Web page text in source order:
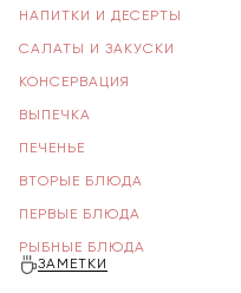
НАПИТКИ И ДЕСЕРТЫ
САЛАТЫ И ЗАКУСКИ
КОНСЕРВАЦИЯ
ВЫПЕЧКА
ПЕЧЕНЬЕ
ВТОРЫЕ БЛЮДА
ПЕРВЫЕ БЛЮДА
РЫБНЫЕ БЛЮДА
ЗАМЕТКИ